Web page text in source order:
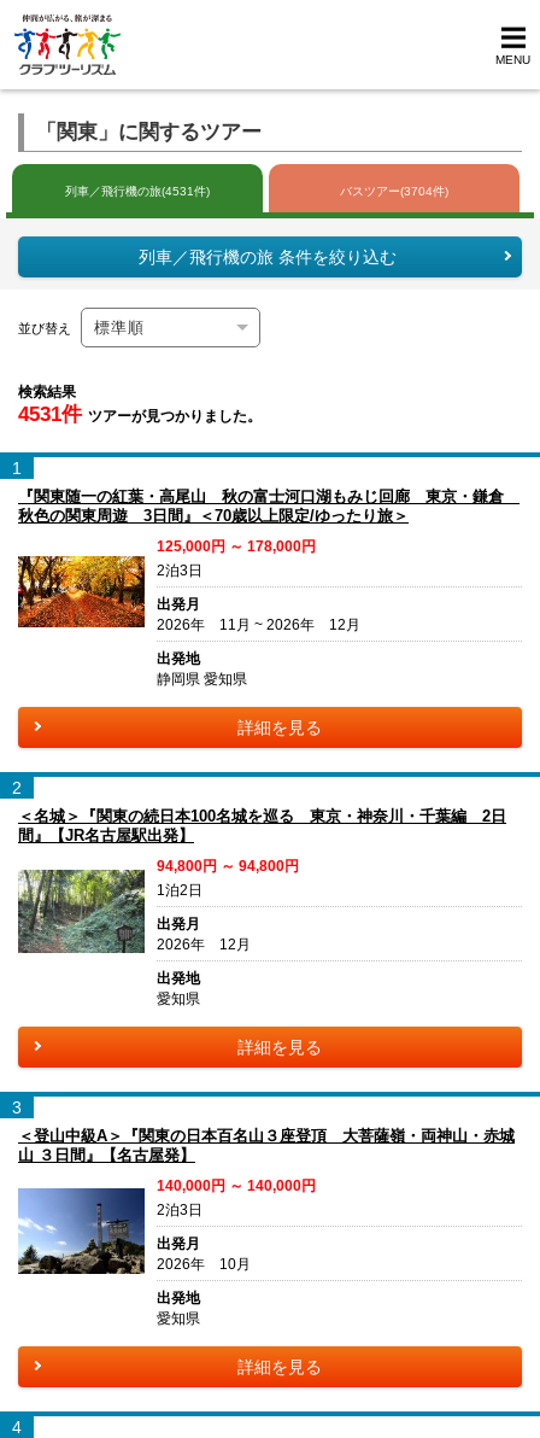
MENU
「関東」に関するツアー
列車／飛行機の旅(4531件) バスツアー(3704件)
列車／飛行機の旅 条件を絞り込む
並び替え
検索結果
4531件 ツアーが見つかりました。
1
『関東随一の紅葉・高尾山 秋の富士河口湖もみじ回廊 東京・鎌倉
秋色の関東周遊 3日間』＜70歳以上限定/ゆったり旅＞
125,000円 ～ 178,000円
2泊3日
出発月
2026年 11月 ~ 2026年 12月
出発地
静岡県 愛知県
詳細を見る
2
＜名城＞『関東の続日本100名城を巡る 東京・神奈川・千葉編 2日
間』【JR名古屋駅出発】
94,800円 ～ 94,800円
1泊2日
出発月
2026年 12月
出発地
愛知県
詳細を見る
3
＜登山中級A＞『関東の日本百名山３座登頂 大菩薩嶺・両神山・赤城
山 ３日間』【名古屋発】
140,000円 ～ 140,000円
2泊3日
出発月
2026年 10月
出発地
愛知県
詳細を見る
4